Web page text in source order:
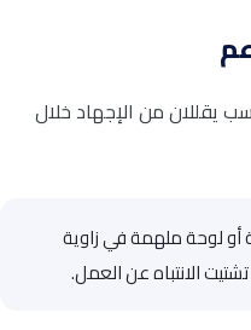
يقللان من الإجهاد خلال
أو لوحة ملهمة في زاوية
الانتباه عن العمل.